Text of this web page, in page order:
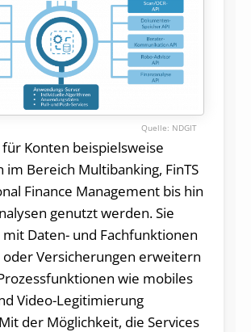
NDGIT
Konten beispielsweise
im Bereich Multibanking, FinTS
Finance Management bis hin
genutzt werden. Sie
mit Daten- und Fachfunktionen
Versicherungen erweitern
wie mobiles
Video-Legitimierung
der Möglichkeit, die Services